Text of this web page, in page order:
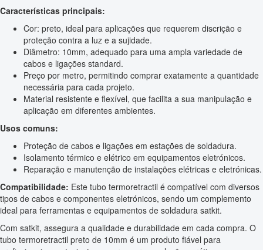
Características principais:
Cor: preto, ideal para aplicações que requerem discrição e
proteção contra a luz e a sujidade.
Diâmetro: 10mm, adequado para uma ampla variedade de
cabos e ligações standard.
Preço por metro, permitindo comprar exatamente a quantidade
necessária para cada projeto.
Material resistente e flexível, que facilita a sua manipulação e
aplicação em diferentes ambientes.
Usos comuns:
Proteção de cabos e ligações em estações de soldadura.
Isolamento térmico e elétrico em equipamentos eletrónicos.
Reparação e manutenção de instalações elétricas e eletrónicas.
Compatibilidade: Este tubo termoretractil é compatível com diversos
tipos de cabos e componentes eletrónicos, sendo um complemento
ideal para ferramentas e equipamentos de soldadura satkit.
Com satkit, assegura a qualidade e durabilidade em cada compra. O
tubo termoretractil preto de 10mm é um produto fiável para